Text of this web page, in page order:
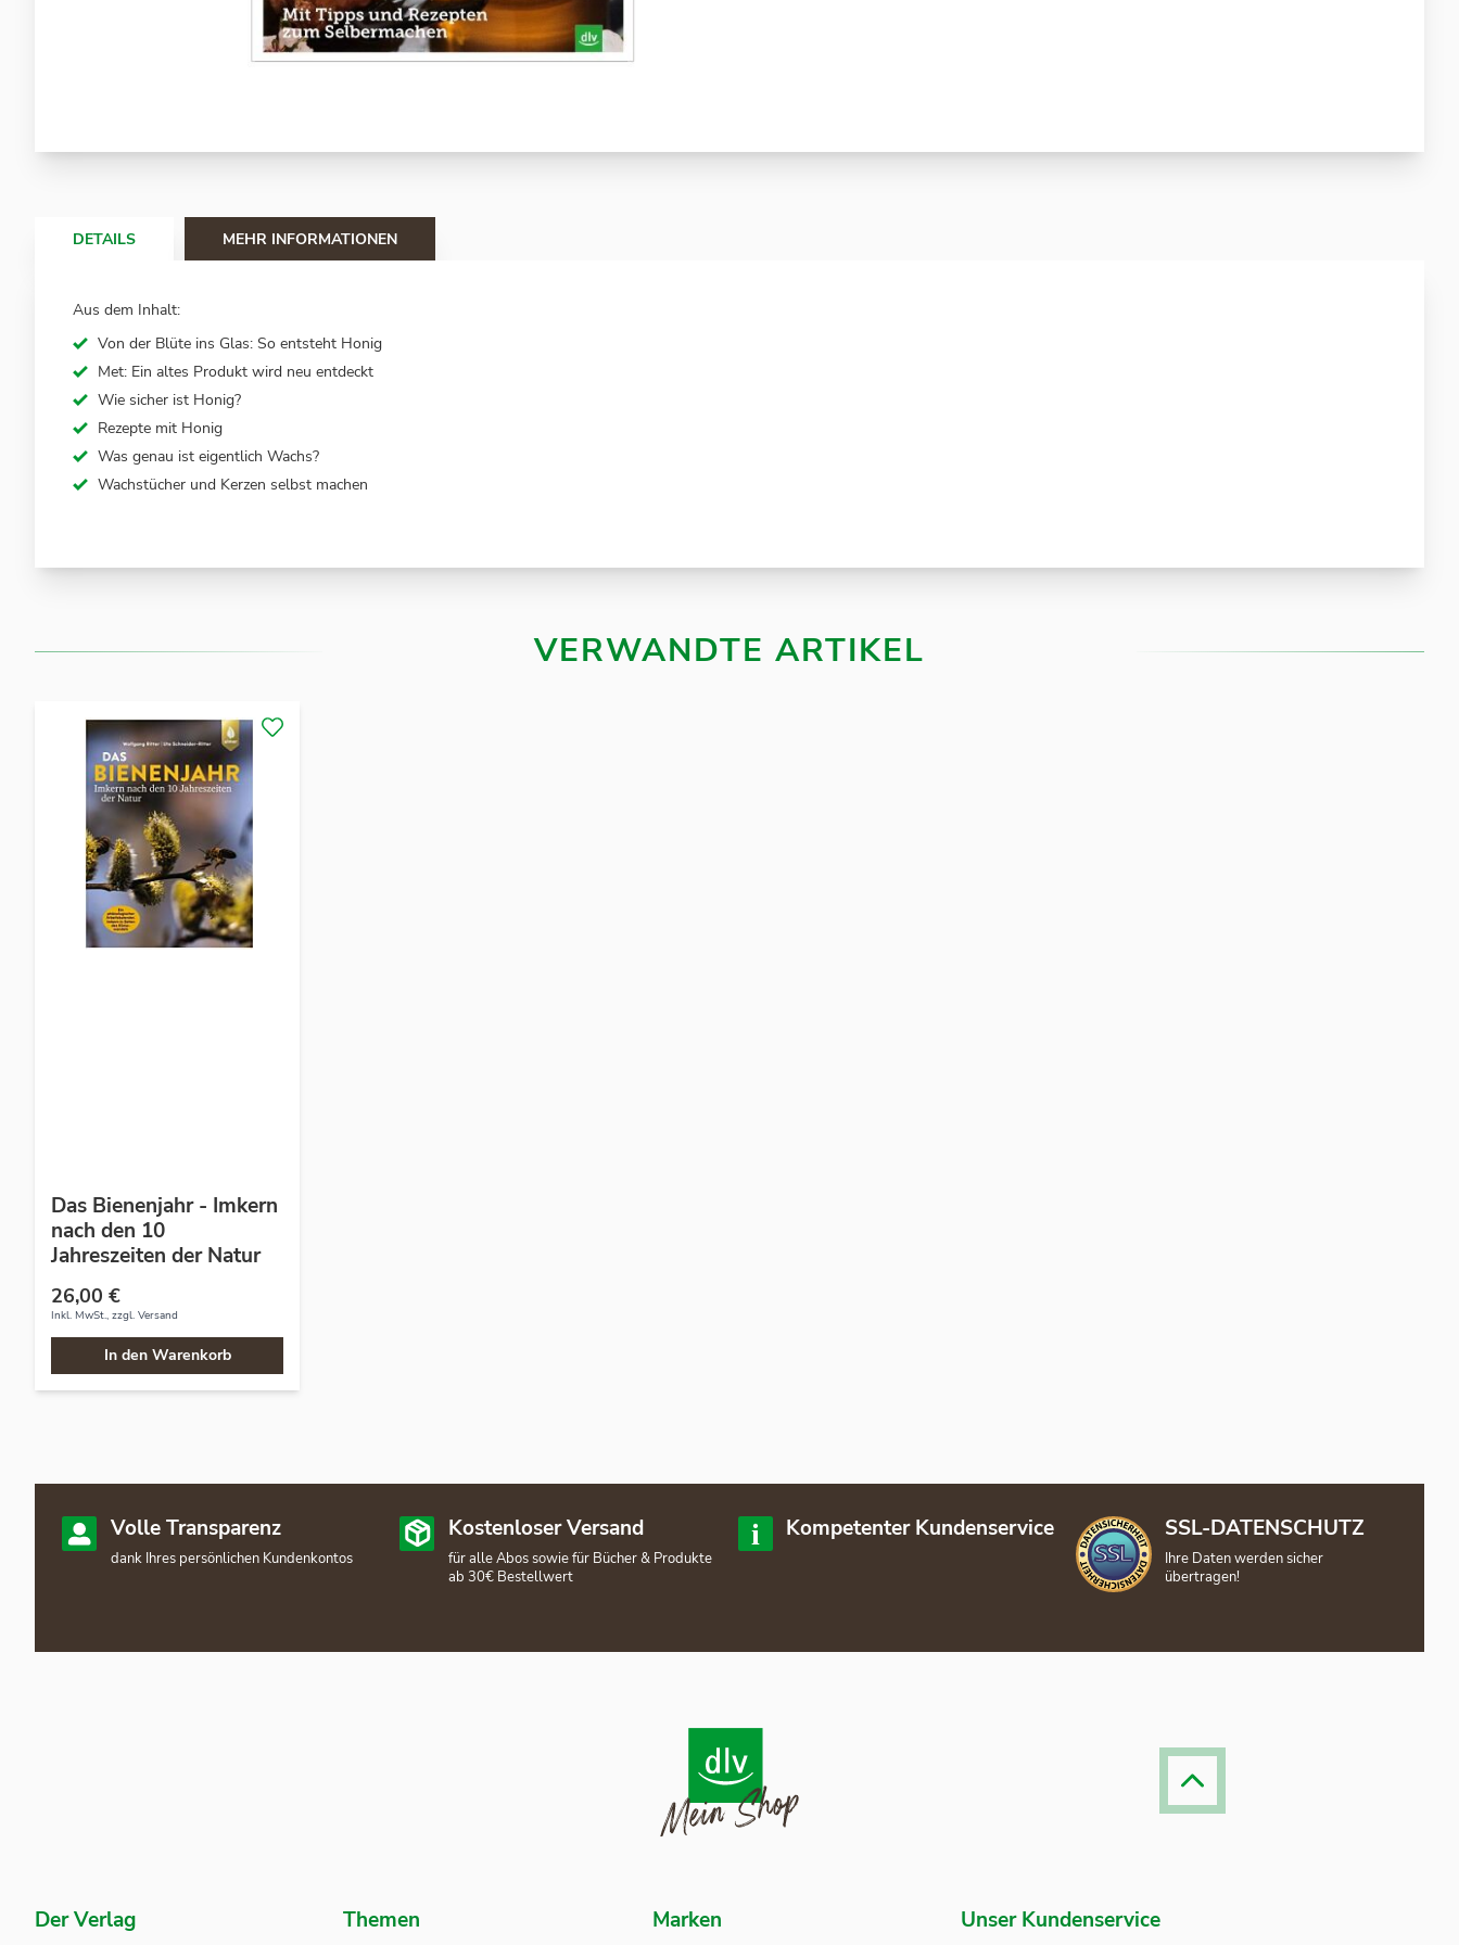
Anfang
DETAILS
Aus dem Inhalt:
Von der Blüte ins Glas: So entsteht Honig
Met: Ein altes Produkt wird neu entdeckt
Wie sicher ist Honig?
Rezepte mit Honig
Was genau ist eigentlich Wachs?
Wachstücher und Kerzen selbst machen
MEHR INFORMATIONEN
VERWANDTE ARTIKEL
Das Bienenjahr - Imkern
nach den 10
Jahreszeiten der Natur
26,00 €
Inkl. MwSt., zzgl. Versand
In den Warenkorb
Volle Transparenz
dank Ihres persönlichen Kundenkontos
Kostenloser Versand
für alle Abos sowie für Bücher & Produkte
ab 30€ Bestellwert
Kompetenter Kundenservice SSL-DATENSCHUTZ
Ihre Daten werden sicher
übertragen!
Der Verlag Themen Marken Unser Kundenservice